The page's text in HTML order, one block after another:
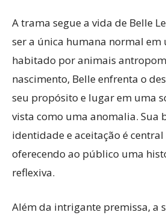
A trama segue a vida de Belle
ser a única humana normal em
habitado por animais
nascimento, Belle enfrenta o
seu propósito e lugar em uma
vista como uma anomalia. Sua
identidade e aceitação é
oferecendo ao público uma
reflexiva.
Além da intrigante premissa, a